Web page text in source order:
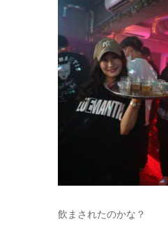
飲まされたのかな？